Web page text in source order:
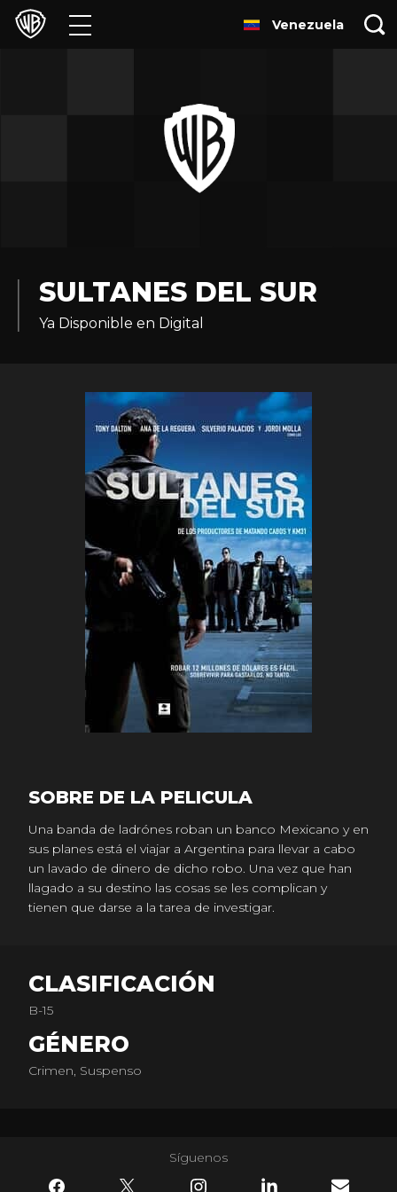
Películas
Juegos y Aplicaciones
Experiencias
Venezuela
SULTANES DEL SUR
Ya Disponible en Digital
SOBRE DE LA PELICULA
Una banda de ladrónes roban un banco Mexicano y en
sus planes está el viajar a Argentina para llevar a cabo
un lavado de dinero de dicho robo. Una vez que han
llagado a su destino las cosas se les complican y
tienen que darse a la tarea de investigar.
CLASIFICACIÓN
B-15
GÉNERO
Crimen, Suspenso
Síguenos